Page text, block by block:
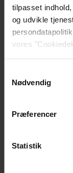
tilpasset
og udvikle
vores
Vi anvender
generere
Nødvendig
Præferencer
Statistik
Szhirley